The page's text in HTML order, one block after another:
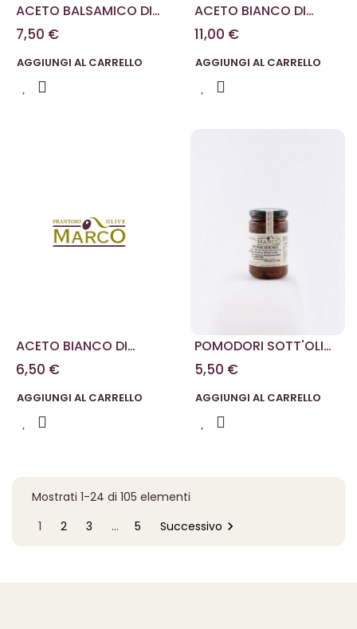
ACETO BALSAMICO DI
MODENA DUE MEDAGLIE
7,50 €
AGGIUNGI AL CARRELLO
ACETO BIANCO DI
MODENA 250 ML
11,00 €
AGGIUNGI AL CARRELLO
ACETO BIANCO DI
MODENA 100 ML
6,50 €
AGGIUNGI AL CARRELLO
POMODORI SOTT'OLIO
290 G
5,50 €
AGGIUNGI AL CARRELLO
Mostrati 1-24 di 105 elementi
1
2 3 … 5 Successivo 